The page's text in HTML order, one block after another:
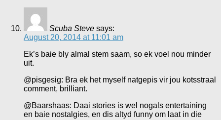
Scuba Steve says:
August 20, 2014 at 11:01 am
Ek’s baie bly almal stem saam, so ek voel nou minder
uit.
@pisgesig: Bra ek het myself natgepis vir jou kotsstraal
comment, brilliant.
@Baarshaas: Daai stories is wel nogals entertaining
en baie nostalgies, en dis altyd funny om laat in die